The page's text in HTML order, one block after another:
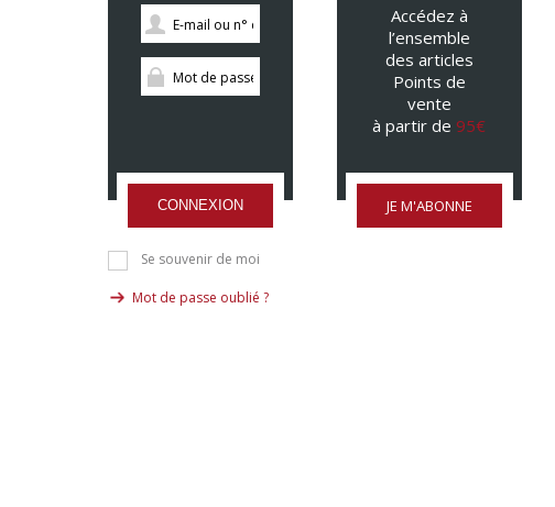
CONNEXION
Se souvenir de moi
Mot de passe oublié ?
Accédez à
l’ensemble
des articles
Points de
vente
à partir de 95€
JE M'ABONNE